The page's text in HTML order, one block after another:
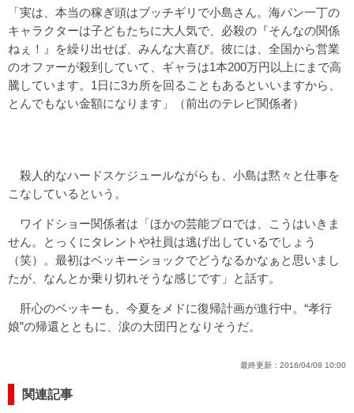
「実は、本当の稼ぎ頭はブッチギリで小島さん。海パン一丁の
キャラクターは子どもたちに大人気で、必殺の『そんなの関係
ねぇ！』を繰り出せば、みんな大喜び。彼には、全国から営業
のオファーが殺到していて、ギャラは1本200万円以上にまで高
騰しています。1日に3カ所を回ることもあるといいますから、
とんでもない金額になります」（前出のテレビ関係者）
殺人的なハードスケジュールながらも、小島は黙々と仕事を
こなしているという。
ワイドショー関係者は「ほかの芸能プロでは、こうはいきま
せん。とっくにタレントや社員は逃げ出しているでしょう
（笑）。最初はベッキーショックでどうなるかなぁと思いまし
たが、なんとか乗り切れそうな感じです」と話す。
肝心のベッキーも、今夏をメドに復帰計画が進行中。“孝行
娘”の帰還とともに、涙の大団円となりそうだ。
最終更新： 2016/04/08 10:00
関連記事